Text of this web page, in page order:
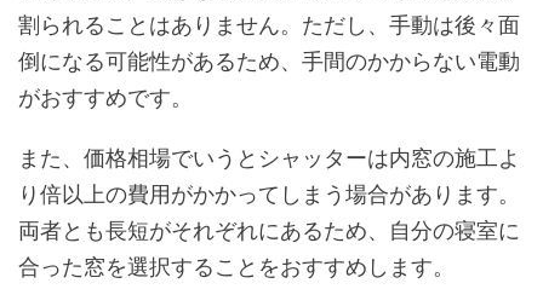
割られることはありません。ただし、手動は後々面
倒になる可能性があるため、手間のかからない電動
がおすすめです。
また、価格相場でいうとシャッターは内窓の施工よ
り倍以上の費用がかかってしまう場合があります。
両者とも長短がそれぞれにあるため、自分の寝室に
合った窓を選択することをおすすめします。